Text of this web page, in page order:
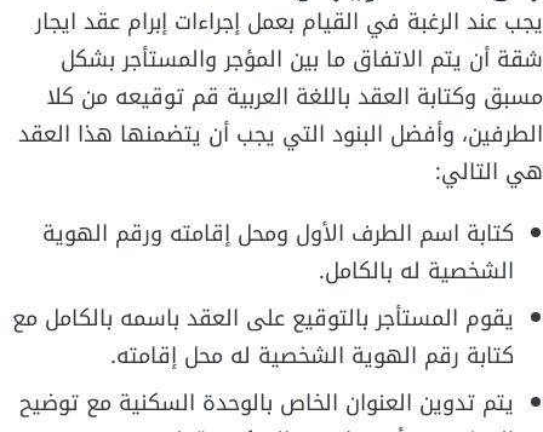
يجب عند الرغبة في القيام بعمل إجراءات إبرام عقد ايجار
شقة أن يتم الاتفاق ما بين المؤجر والمستأجر بشكل
مسبق وكتابة العقد باللغة العربية قم توقيعه من كلا
الطرفين، وأفضل البنود التي يجب أن يتضمنها هذا العقد
هي التالي:
كتابة اسم الطرف الأول ومحل إقامته ورقم الهوية
الشخصية له بالكامل.
يقوم المستأجر بالتوقيع على العقد باسمه بالكامل مع
كتابة رقم الهوية الشخصية له محل إقامته.
يتم تدوين العنوان الخاص بالوحدة السكنية مع توضيح